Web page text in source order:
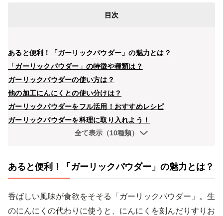
目次
あると便利！「ガーリックパウダー」の魅力とは？
「ガーリックパウダー」の特徴や種類は？
ガーリックパウダーの使い方は？
他の加工にんにくとの使い分けは？
ガーリックパウダーをフル活用！おすすめレシピ
ガーリックパウダーを料理に取り入れよう！
全て表示（10種類）
あると便利！「ガーリックパウダー」の魅力とは？
香ばしい風味が食欲をそそる「ガーリックパウダー」。生
のにんにくの代わりに使うと、にんにくを刻んだりすりお